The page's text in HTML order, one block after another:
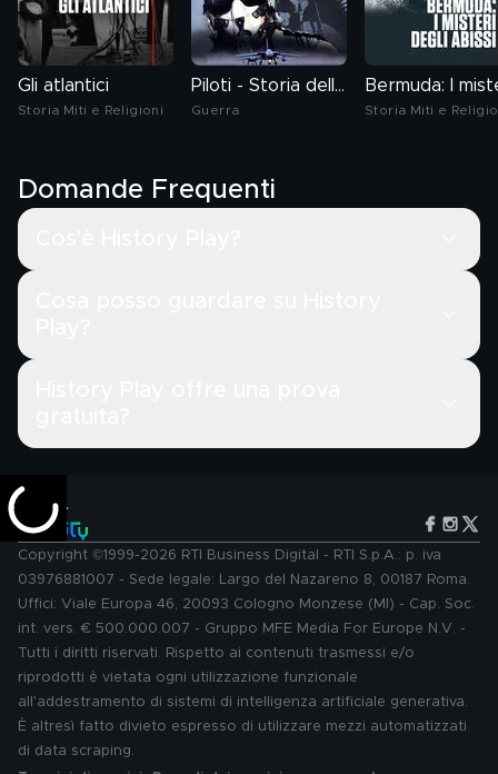
Gli atlantici
Storia Miti e Religioni
Piloti - Storia dell'aeronautica italiana
Guerra Storia Miti e
Domande Frequenti
Copyright ©1999-2026 RTI Business Digital - RTI S.p.A.: p. iva
03976881007 - Sede legale: Largo del Nazareno 8, 00187 Roma.
Uffici: Viale Europa 46, 20093 Cologno Monzese (MI) - Cap. Soc.
int. vers. € 500.000.007 - Gruppo MFE Media For Europe N.V. -
Tutti i diritti riservati. Rispetto ai contenuti trasmessi e/o
riprodotti è vietata ogni utilizzazione funzionale
all'addestramento di sistemi di intelligenza artificiale generativa.
È altresì fatto divieto espresso di utilizzare mezzi automatizzati
di data scraping.